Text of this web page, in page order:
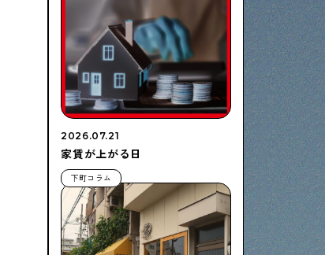
2026.07.21
家賃が上がる日
下町コラム